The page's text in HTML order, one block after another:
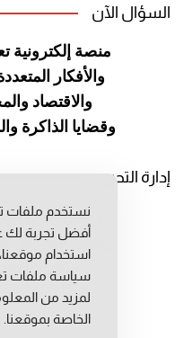
السؤال الآن
منصة إلكترونية
والأفكار
والاقتصاد
وقضايا الذاكرة
إدارة التحرير
رئيس التحرير:
رئيس التحرير
مديرة
نستخدم ملفات
أفضل تجربة لك
استخدام
سياسة ملفات
لمزيد من
الخاصة بموقعنا.